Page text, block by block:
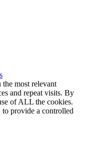
most relevant
and repeat visits. By
of ALL the cookies.
provide a controlled